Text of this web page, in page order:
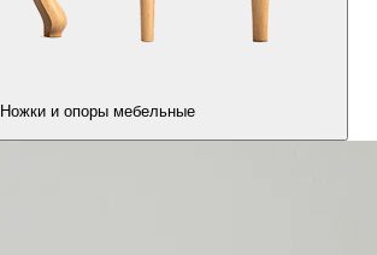
Ножки и опоры мебельные